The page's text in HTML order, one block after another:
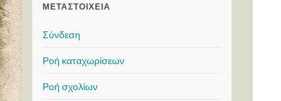
ΜΕΤΑΣΤΟΙΧΕΊΑ
Σύνδεση
Ροή καταχωρίσεων
Ροή σχολίων